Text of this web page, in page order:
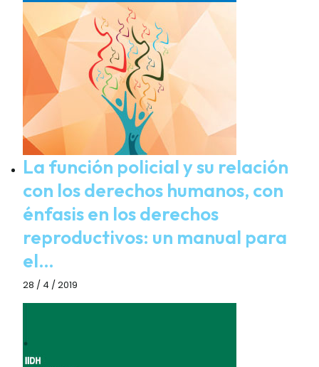
La función policial y su relación
con los derechos humanos, con
énfasis en los derechos
reproductivos: un manual para
el…
28 / 4 / 2019